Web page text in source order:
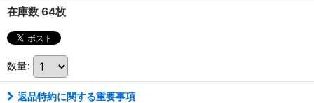
在庫数 64枚
数量:
返品特約に関する重要事項